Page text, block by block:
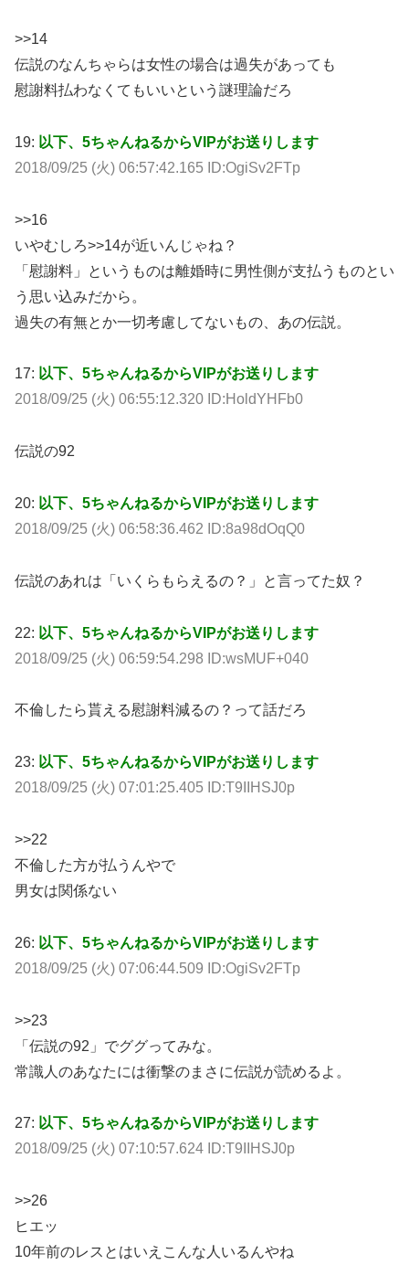
>>14
伝説のなんちゃらは女性の場合は過失があっても
慰謝料払わなくてもいいという謎理論だろ
19: 以下、5ちゃんねるからVIPがお送りします
2018/09/25 (火) 06:57:42.165 ID:OgiSv2FTp
>>16
いやむしろ>>14が近いんじゃね？
「慰謝料」というものは離婚時に男性側が支払うものとい
う思い込みだから。
過失の有無とか一切考慮してないもの、あの伝説。
17: 以下、5ちゃんねるからVIPがお送りします
2018/09/25 (火) 06:55:12.320 ID:HoldYHFb0
伝説の92
20: 以下、5ちゃんねるからVIPがお送りします
2018/09/25 (火) 06:58:36.462 ID:8a98dOqQ0
伝説のあれは「いくらもらえるの？」と言ってた奴？
22: 以下、5ちゃんねるからVIPがお送りします
2018/09/25 (火) 06:59:54.298 ID:wsMUF+040
不倫したら貰える慰謝料減るの？って話だろ
23: 以下、5ちゃんねるからVIPがお送りします
2018/09/25 (火) 07:01:25.405 ID:T9IIHSJ0p
>>22
不倫した方が払うんやで
男女は関係ない
26: 以下、5ちゃんねるからVIPがお送りします
2018/09/25 (火) 07:06:44.509 ID:OgiSv2FTp
>>23
「伝説の92」でググってみな。
常識人のあなたには衝撃のまさに伝説が読めるよ。
27: 以下、5ちゃんねるからVIPがお送りします
2018/09/25 (火) 07:10:57.624 ID:T9IIHSJ0p
>>26
ヒエッ
10年前のレスとはいえこんな人いるんやね